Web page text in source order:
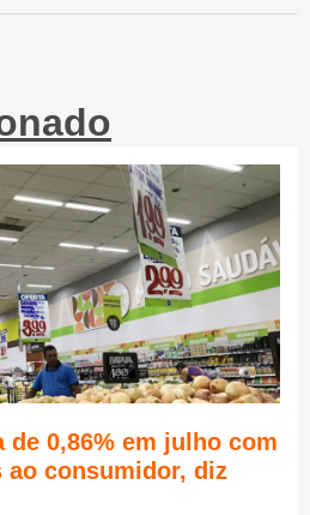
de 0,86% em julho com
ao consumidor, diz